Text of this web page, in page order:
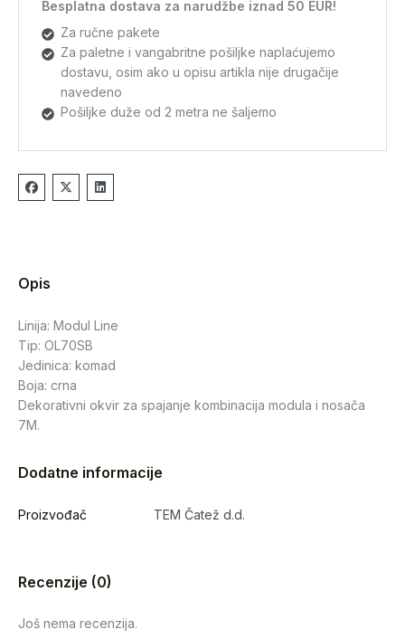
Besplatna dostava za narudžbe iznad 50 EUR!
Za ručne pakete
Za paletne i vangabritne pošiljke naplaćujemo
dostavu, osim ako u opisu artikla nije drugačije
navedeno
Pošiljke duže od 2 metra ne šaljemo
Opis
Linija: Modul Line
Tip: OL70SB
Jedinica: komad
Boja: crna
Dekorativni okvir za spajanje kombinacija modula i nosača
7M.
Dodatne informacije
Proizvođač TEM Čatež d.d.
Recenzije (0)
Još nema recenzija.